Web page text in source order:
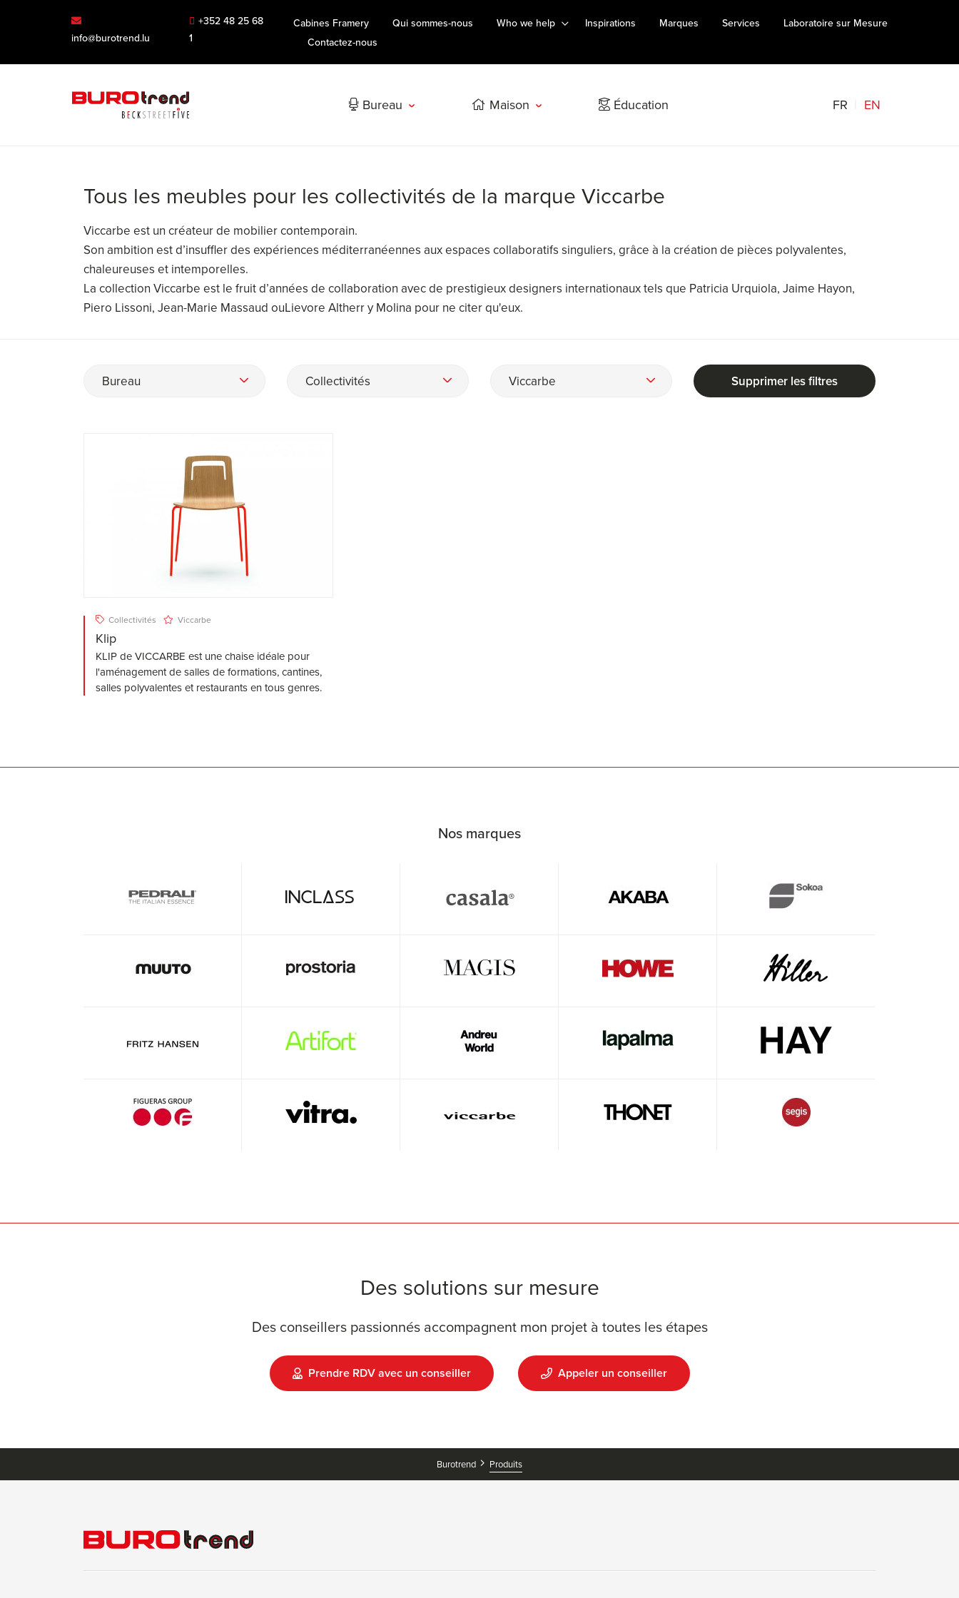
info@burotrend.lu
+352 48 25 68
1
Cabines Framery Qui sommes-nous Who we help Inspirations Marques Services
Laboratoire sur Mesure
Contactez-nous
Bureau Maison Éducation FR EN
Tous les meubles pour les collectivités de la marque Viccarbe
Viccarbe est un créateur de mobilier contemporain.
Son ambition est d’insuffler des expériences méditerranéennes aux espaces collaboratifs singuliers, grâce à la création de pièces polyvalentes,
chaleureuses et intemporelles.
La collection Viccarbe est le fruit d’années de collaboration avec de prestigieux designers internationaux tels que Patricia Urquiola, Jaime Hayon,
Piero Lissoni, Jean-Marie Massaud ouLievore Altherr y Molina pour ne citer qu'eux.
Bureau Collectivités Viccarbe Supprimer les filtres
Collectivités Viccarbe
Klip
KLIP de VICCARBE est une chaise idéale pour
l'aménagement de salles de formations, cantines,
salles polyvalentes et restaurants en tous genres.
Nos marques
Des solutions sur mesure
Des conseillers passionnés accompagnent mon projet à toutes les étapes
Prendre RDV avec un conseiller Appeler un conseiller
Burotrend Produits